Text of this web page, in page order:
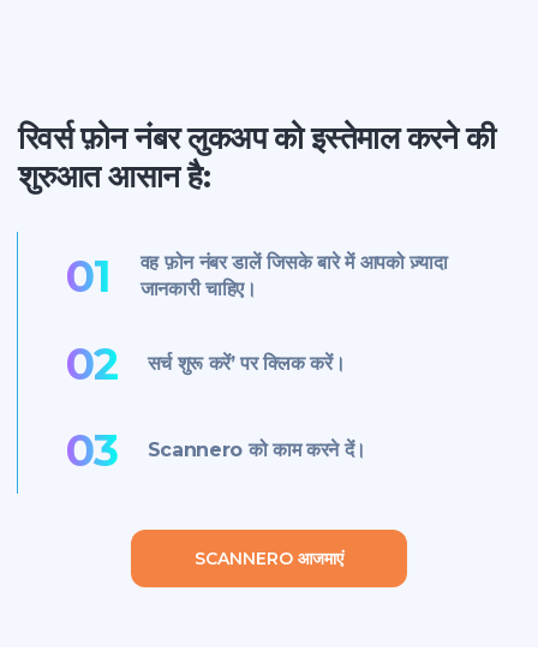
रिवर्स फ़ोन नंबर लुकअप को इस्तेमाल करने की
शुरुआत आसान है:
01
वह फ़ोन नंबर डालें जिसके बारे में आपको ज़्यादा
जानकारी चाहिए।
02 सर्च शुरू करें’ पर क्लिक करें।
03 Scannero को काम करने दें।
SCANNERO आजमाएं